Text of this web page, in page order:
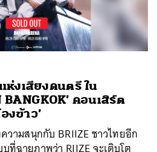
งเสียงดนตรี ใน
BANGKOK’ คอนเสิร์ต
งข้าว’
วามสนุกกับ BRIIZE ชาวไทยอีก
ที่ฉายภาพว่า RIIZE จะเติบโต